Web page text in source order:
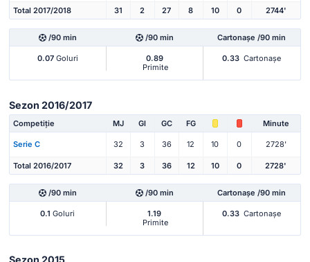
Total 2017/2018 31 2 27 8 10 0 2744'
/90 min /90 min Cartonașe /90 min
0.07Goluri
0.89
Primite
0.33 Cartonașe
Sezon 2016/2017
Competiție MJ Gl GC FG Minute
Serie C 32 3 36 12 10 0 2728'
Total 2016/2017 32 3 36 12 10 0 2728'
/90 min /90 min Cartonașe /90 min
0.1 Goluri
1.19
Primite
0.33 Cartonașe